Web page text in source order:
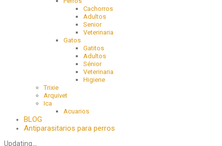
Cachorros
Adultos
Senior
Veterinaria
Gatos
Gatitos
Adultos
Sénior
Veterinaria
Higiene
Trixie
Arquivet
Ica
Acuarios
BLOG
Antiparasitarios para perros
Updating…